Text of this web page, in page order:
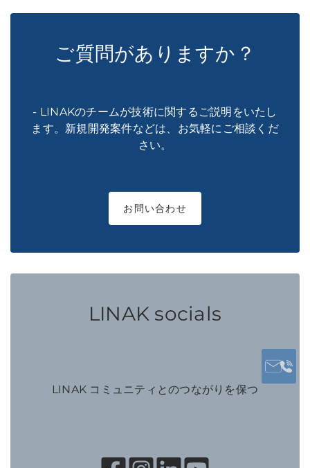
ご質問がありますか？
- LINAKのチームが技術に関するご説明をいたし
ます。新規開発案件などは、お気軽にご相談くだ
さい。
お問い合わせ
LINAK socials
LINAK コミュニティとのつながりを保つ